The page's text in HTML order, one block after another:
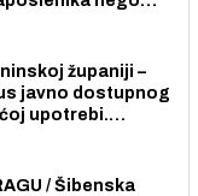
županiji –
javno dostupnog
upotrebi.
/ Šibenska